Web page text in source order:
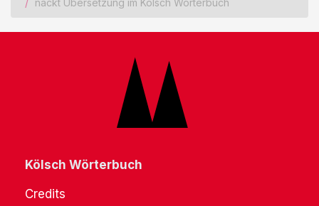
nackt Übersetzung im Kölsch Wörterbuch
Kölsch Wörterbuch
Credits